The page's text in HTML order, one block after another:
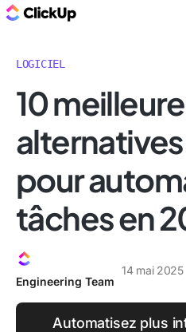
LOGICIEL
10
alternatives
pour
tâches en
Engineering Team
14 mai 2025
Automatisez plus